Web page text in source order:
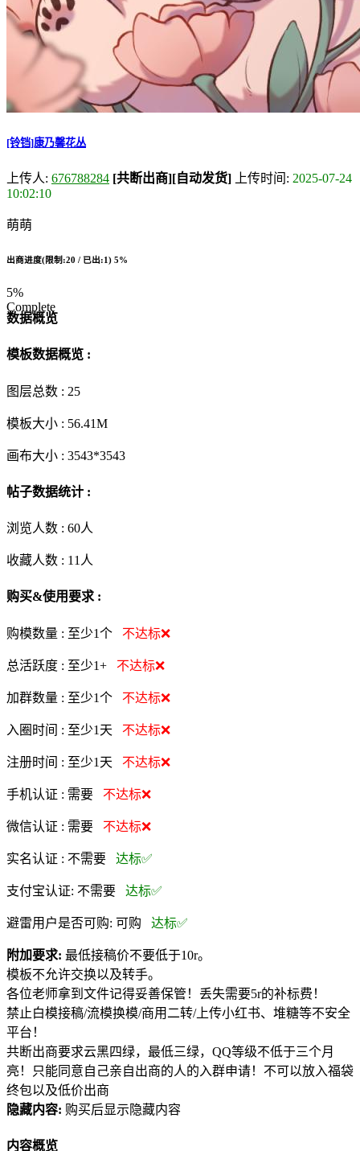
[铃铛]康乃馨花丛
上传人: 676788284 [共断出商][自动发货] 上传时间: 2025-07-24
10:02:10
萌萌
出商进度(限制:20 / 已出:1) 5%
5%
Complete
数据概览
模板数据概览 :
图层总数 : 25
模板大小 : 56.41M
画布大小 : 3543*3543
帖子数据统计 :
浏览人数 : 60人
收藏人数 : 11 人
购买&使用要求 :
购模数量 : 至少1个 不达标❌
总活跃度 : 至少1+ 不达标❌
加群数量 : 至少1个 不达标❌
入圈时间 : 至少1天 不达标❌
注册时间 : 至少1天 不达标❌
手机认证 : 需要 不达标❌
微信认证 : 需要 不达标❌
实名认证 : 不需要 达标✅
支付宝认证: 不需要 达标✅
避雷用户是否可购: 可购 达标✅
附加要求: 最低接稿价不要低于10r。
模板不允许交换以及转手。
各位老师拿到文件记得妥善保管！丢失需要5r的补标费！
禁止白模接稿/流模换模/商用二转/上传小红书、堆糖等不安全
平台！
共断出商要求云黑四绿，最低三绿，QQ等级不低于三个月
亮！只能同意自己亲自出商的人的入群申请！不可以放入福袋
终包以及低价出商
隐藏内容: 购买后显示隐藏内容
内容概览